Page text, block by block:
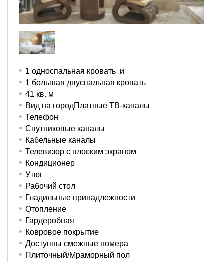
1 односпальная кровать и
1 большая двуспальная кровать
41 кв. м
Вид на городПлатные ТВ-каналы
Телефон
Спутниковые каналы
Кабельные каналы
Телевизор с плоским экраном
Кондиционер
Утюг
Рабочий стол
Гладильные принадлежности
Отопление
Гардеробная
Ковровое покрытие
Доступны смежные номера
Плиточный/Мраморный пол